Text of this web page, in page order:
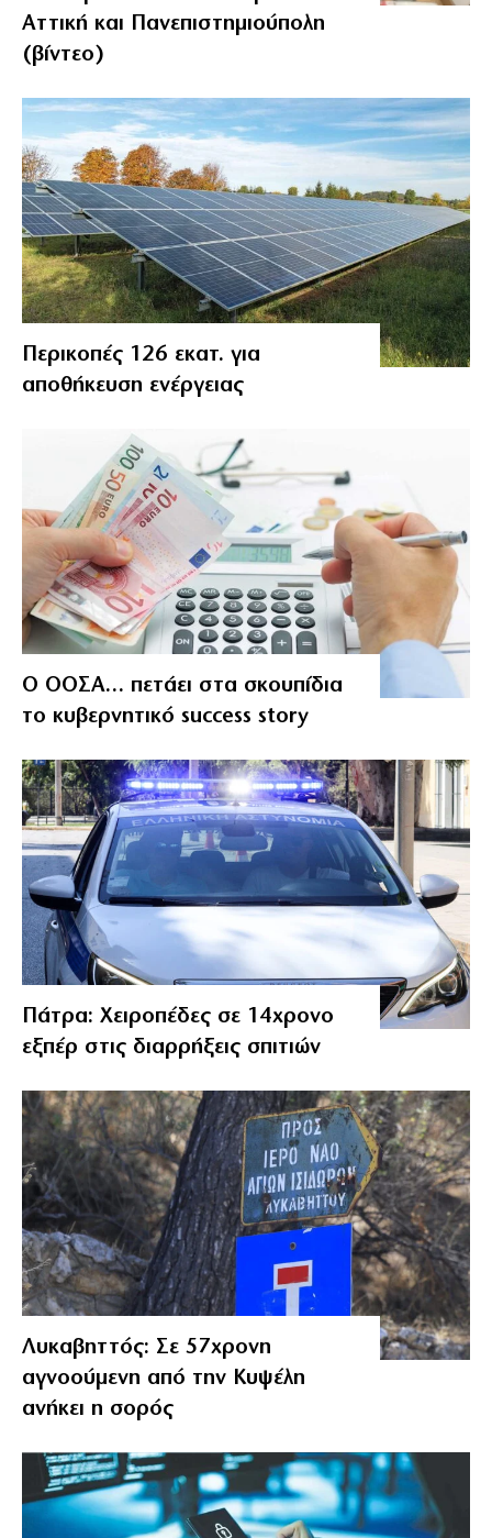
Αττική και Πανεπιστημιούπολη
(βίντεο)
Περικοπές 126 εκατ. για
αποθήκευση ενέργειας
Ο ΟΟΣΑ… πετάει στα σκουπίδια
το κυβερνητικό success story
Πάτρα: Χειροπέδες σε 14χρονο
εξπέρ στις διαρρήξεις σπιτιών
Λυκαβηττός: Σε 57χρονη
αγνοούμενη από την Κυψέλη
ανήκει η σορός